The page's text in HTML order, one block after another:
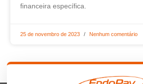
financeira específica.
25 de novembro de 2023 Nenhum comentário